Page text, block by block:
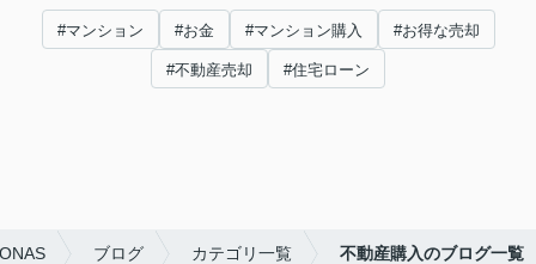
#マンション #お金 #マンション購入 #お得な売却
#不動産売却 #住宅ローン
ブログ カテゴリ一覧 不動産購入のブログ一覧